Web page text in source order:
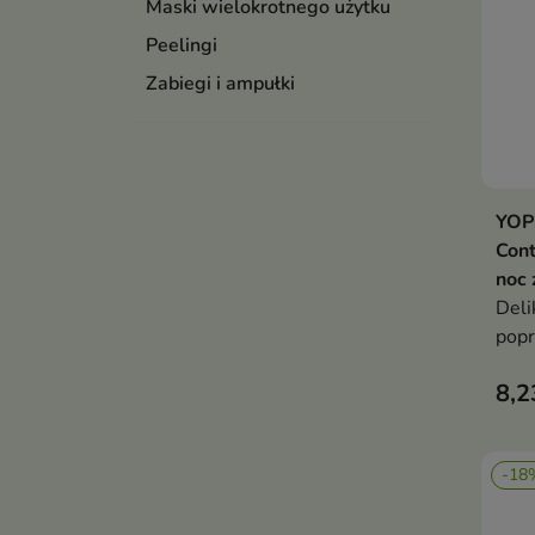
Maski wielokrotnego użytku
Peelingi
Zabiegi i ampułki
noc
-